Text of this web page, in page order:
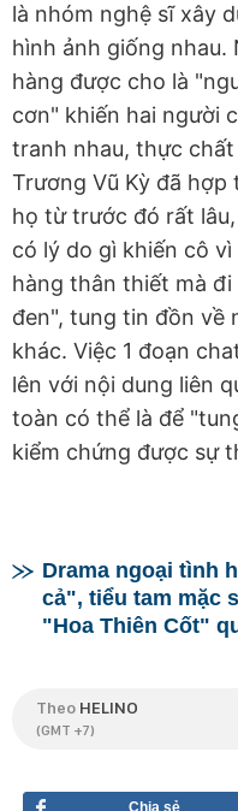
là nhóm nghệ sĩ xây
hình ảnh giống nhau.
hàng được cho là
cơn" khiến hai người
tranh nhau, thực chất
Trương Vũ Kỳ đã hợp
họ từ trước đó rất
có lý do gì khiến cô vì
hàng thân thiết mà đi
đen", tung tin đồn về
khác. Việc 1 đoạn
lên với nội dung liên
toàn có thể là để
kiểm chứng được sự
Drama ngoại tình
cả", tiểu tam mặc
"Hoa Thiên Cốt"
Theo HELINO
(GMT +7)